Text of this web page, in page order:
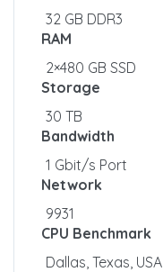
32 GB DDR3
RAM
2×480 GB SSD
Storage
30 TB
Bandwidth
1 Gbit/s Port
Network
9931
CPU Benchmark
Dallas, Texas, USA